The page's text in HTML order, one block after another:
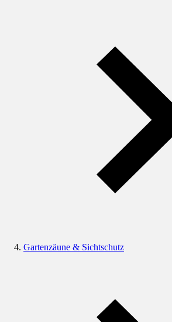
Gartenzäune & Sichtschutz